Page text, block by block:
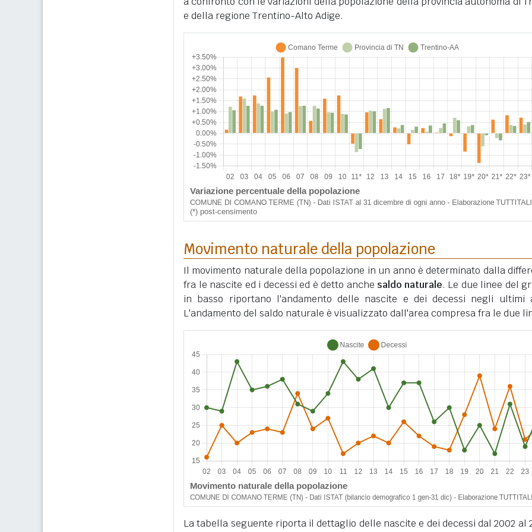
e della regione Trentino-Alto Adige.
Movimento naturale della popolazione
Il movimento naturale della popolazione in un anno è determinato dalla
fra le nascite ed i decessi ed è detto anche saldo naturale. Le due linee del
in basso riportano l'andamento delle nascite e dei decessi negli ultimi
L'andamento del saldo naturale è visualizzato dall'area compresa fra le due
La tabella seguente riporta il dettaglio delle nascite e dei decessi dal 2002 al